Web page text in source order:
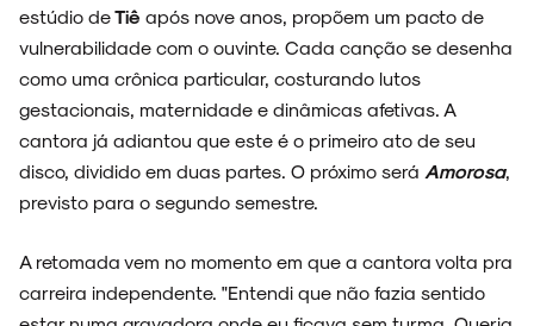
estúdio deTiê após nove anos, propõem um pacto de
vulnerabilidade com o ouvinte. Cada canção se desenha
como uma crônica particular, costurando lutos
gestacionais, maternidade e dinâmicas afetivas. A
cantora já adiantou que este é o primeiro ato de seu
disco, dividido em duas partes. O próximo será Amorosa,
previsto para o segundo semestre.
A retomada vem no momento em que a cantora volta pra
carreira independente. "Entendi que não fazia sentido